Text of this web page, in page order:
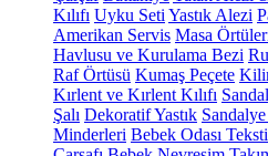
Kılıfı Uyku Seti Yastık Alezi
Amerikan Servis Masa
Havlusu ve Kurulama Bezi
Raf Örtüsü Kumaş Peçete
Kırlent ve Kırlent Kılıfı
Şalı Dekoratif Yastık Sandalye
Minderleri Bebek Odası